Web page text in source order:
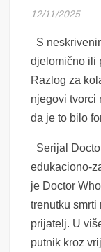
12/11/2025
S
djelomično ili
Razlog za
njegovi tvorci
da je to bilo
Serijal
edukaciono-
je Doctor
trenutku
prijatelj. U
putnik kroz